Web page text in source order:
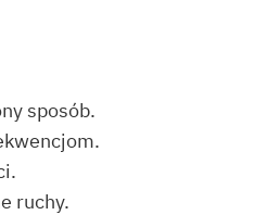
sposób.
ruchy.